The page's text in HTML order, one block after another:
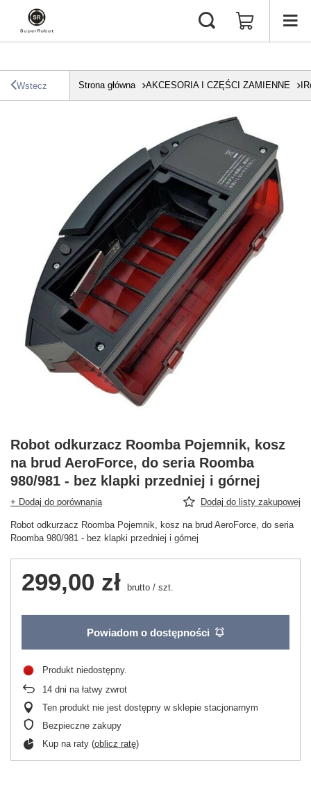
Wstecz Strona główna AKCESORIA I CZĘŚCI ZAMIENNE
Robot odkurzacz Roomba Pojemnik, kosz
na brud AeroForce, do seria Roomba
980/981 - bez klapki przedniej i górnej
+ Dodaj do porównania Dodaj do listy zakupowej
Robot odkurzacz Roomba Pojemnik, kosz na brud AeroForce, do seria
Roomba 980/981 - bez klapki przedniej i górnej
299,00 zł brutto / szt.
Powiadom o dostępności
Produkt niedostępny
14 dni na łatwy zwrot
Ten produkt nie jest dostępny w sklepie stacjonarnym
Bezpieczne zakupy
Kup na raty (oblicz ratę)